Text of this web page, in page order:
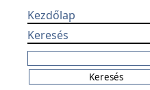
Kezdőlap
Keresés